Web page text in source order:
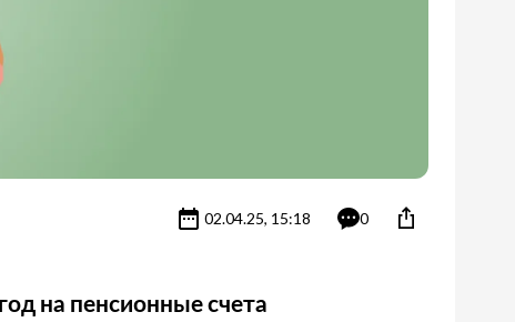
02.04.25, 15:18 0
на пенсионные счета